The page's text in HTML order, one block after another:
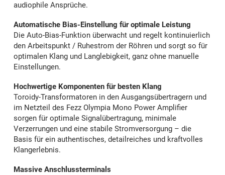
audiophile Ansprüche.
Automatische Bias-Einstellung für optimale Leistung
Die Auto-Bias-Funktion überwacht und regelt kontinuierlich
den Arbeitspunkt / Ruhestrom der Röhren und sorgt so für
optimalen Klang und Langlebigkeit, ganz ohne manuelle
Einstellungen.
Hochwertige Komponenten für besten Klang
Toroidy-Transformatoren in den Ausgangsübertragern und
im Netzteil des Fezz Olympia Mono Power Amplifier
sorgen für optimale Signalübertragung, minimale
Verzerrungen und eine stabile Stromversorgung – die
Basis für ein authentisches, detailreiches und kraftvolles
Klangerlebnis.
Massive Anschlussterminals